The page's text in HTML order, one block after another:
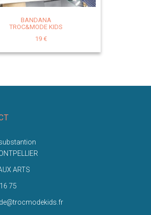
BANDANA
TROC&MODE KIDS
19 €
ARTS
75